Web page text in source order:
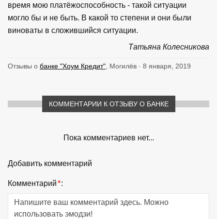
время мою платёжоспособность - такой ситуации
могло бы и не быть. В какой то степени и они были
виноваты в сложившийся ситуации.
Татьяна Колесникова
Отзывы о банке "Хоум Кредит" , Могилёв · 8 января, 2019
КОММЕНТАРИИ К ОТЗЫВУ О БАНКЕ
Пока комментариев нет...
Добавить комментарий
Комментарий*: